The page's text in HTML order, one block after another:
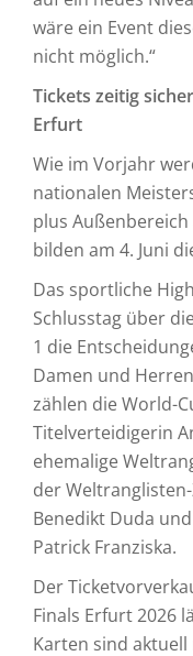
wäre ein Event
nicht möglich.“
Tickets zeitig
Erfurt
Wie im Vorjahr
nationalen
plus
bilden am 4. Juni
Das sportliche
Schlusstag über
1 die
Damen und
zählen die World-
Titelverteidigerin
ehemalige
der
Benedikt Duda
Patrick Franziska.
Der
Finals Erfurt 2026
Karten sind